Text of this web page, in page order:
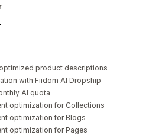
product descriptions
with Fiidom AI Dropship
AI quota
optimization for Collections
optimization for Blogs
optimization for Pages